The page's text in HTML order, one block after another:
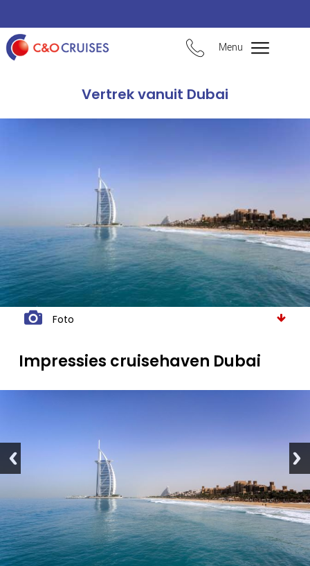
Menu
Vertrek vanuit Dubai
Foto
Impressies cruisehaven Dubai